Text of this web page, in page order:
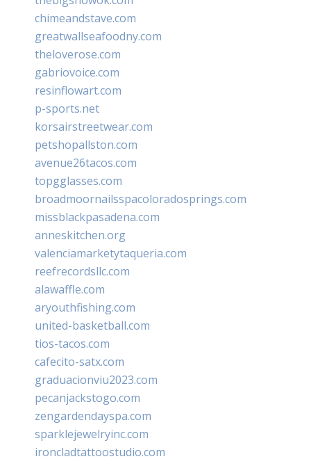
chimeandstave.com
greatwallseafoodny.com
theloverose.com
gabriovoice.com
resinflowart.com
p-sports.net
korsairstreetwear.com
petshopallston.com
avenue26tacos.com
topgglasses.com
broadmoornailsspacoloradosprings.com
missblackpasadena.com
anneskitchen.org
valenciamarketytaqueria.com
reefrecordsllc.com
alawaffle.com
aryouthfishing.com
united-basketball.com
tios-tacos.com
cafecito-satx.com
graduacionviu2023.com
pecanjackstogo.com
zengardendayspa.com
sparklejewelryinc.com
ironcladtattoostudio.com